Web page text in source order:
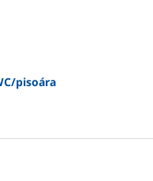
pisoára